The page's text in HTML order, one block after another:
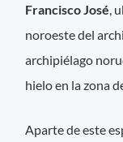
Francisco José ,
noroeste del
archipiélago
hielo en la zona
Aparte de este